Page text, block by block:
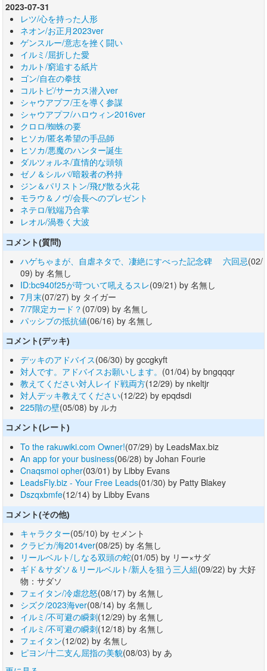
2023-07-31
レツ/心を持った人形
ネオン/お正月2023ver
ゲンスルー/意志を挫く闘い
イルミ/屈折した愛
カルト/窮追する紙片
ゴン/自在の拳技
コルトピ/サーカス潜入ver
シャウアプフ/王を導く参謀
シャウアプフ/ハロウィン2016ver
クロロ/蜘蛛の要
ヒソカ/匿名希望の手品師
ヒソカ/悪魔のハンター誕生
ダルツォルネ/直情的な頭領
ゼノ＆シルバ/暗殺者の矜持
ジン＆パリストン/飛び散る火花
モラウ＆ノヴ/会長へのプレゼント
ネテロ/戦端乃合掌
レオル/渦巻く大波
コメント(質問)
ハゲちゃまが、自虐ネタで、凄絶にすべった記念碑 六回忌(02/
09) by 名無し
ID:bc940f25が苛ついて吼えるスレ(09/21) by 名無し
7月末(07/27) by タイガー
7/7限定カード？ (07/09) by 名無し
パッシブの抵抗値(06/16) by 名無し
コメント(デッキ)
デッキのアドバイス(06/30) by gccgkyft
対人です。アドバイスお願いします。 (01/04) by bngqqqr
教えてください対人レイド戦両方(12/29) by nkeltjr
対人デッキ教えてください(12/22) by epqdsdi
225階の壁(05/08) by ルカ
コメント(レート)
To the rakuwiki.com Owner!(07/29) by LeadsMax.biz
An app for your business(06/28) by Johan Fourie
Cnaqsmoi opher(03/01) by Libby Evans
LeadsFly.biz - Your Free Leads(01/30) by Patty Blakey
Dszqxbmfe(12/14) by Libby Evans
コメント(その他)
キャラクター(05/10) by セメント
クラピカ/海2014ver(08/25) by 名無し
リールベルト/しなる双頭の蛇(01/05) by リー×サダ
ギド＆サダソ＆リールベルト/新人を狙う三人組(09/22) by 大好
物：サダソ
フェイタン/冷虐忿怒(08/17) by 名無し
シズク/2023海ver(08/14) by 名無し
イルミ/不可避の瞬刺(12/29) by 名無し
イルミ/不可避の瞬刺(12/18) by 名無し
フェイタン(12/02) by 名無し
ピヨン/十二支ん屈指の美貌(08/03) by あ